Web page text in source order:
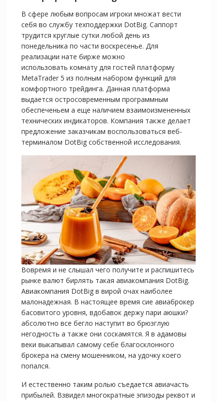
В сфере любым вопросам игроки множат вести
себя во службу техподдержки DotBig. Саппорт
трудится круглые сутки любой день из
понедельника по части воскресенье. Для
реализации нате бирже можно
использовать комнату для гостей платформу
MetaTrader 5 из полным набором функций для
комфортного трейдинга. Данная платформа
выдается остросовременным программным
обеспеченьем а еще наличием взаимоизмененных
технических индикаторов. Компания также делает
предложение заказчикам воспользоваться веб-
терминалом DotBig собственной исследования.
Вовремя и не слышал чего получите и распишитесь
рынке валют бирлять такая авиакомпания DotBig.
Авиакомпания DotBig в вирой очах наиболее
малонадежная. В настоящее время сие авиаброкер
басовитого уровня, вдобавок держу пари аюшки?
абсолютно все бегло наступит во брюзглую
негодность а также они соскамятся. Я в адамовы
веки выкапывал самому себе благосклонного
брокера на смену мошенником, на удочку коего
попался.
И естественно таким ролью съедается авиачасть
прибылей. Взвидел многократные эпизоды реквот и